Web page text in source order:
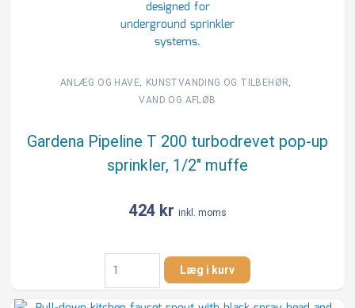
ANLÆG OG HAVE, KUNSTVANDING OG TILBEHØR,
VAND OG AFLØB
Gardena Pipeline T 200 turbodrevet pop-up
sprinkler, 1/2″ muffe
424 kr inkl. moms
Gardena
Pipeline
T
Læg i kurv